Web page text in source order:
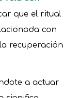
que el ritual
con
recuperación
a actuar